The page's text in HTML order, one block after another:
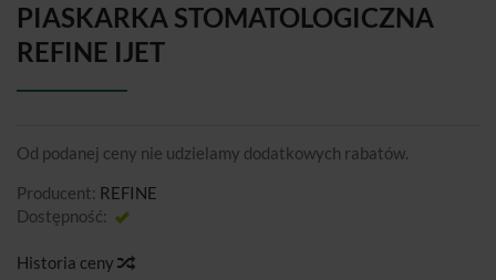
PIASKARKA STOMATOLOGICZNA
REFINE IJET
Od podanej ceny nie udzielamy dodatkowych rabatów.
Producent: REFINE
Dostępność:
Historia ceny